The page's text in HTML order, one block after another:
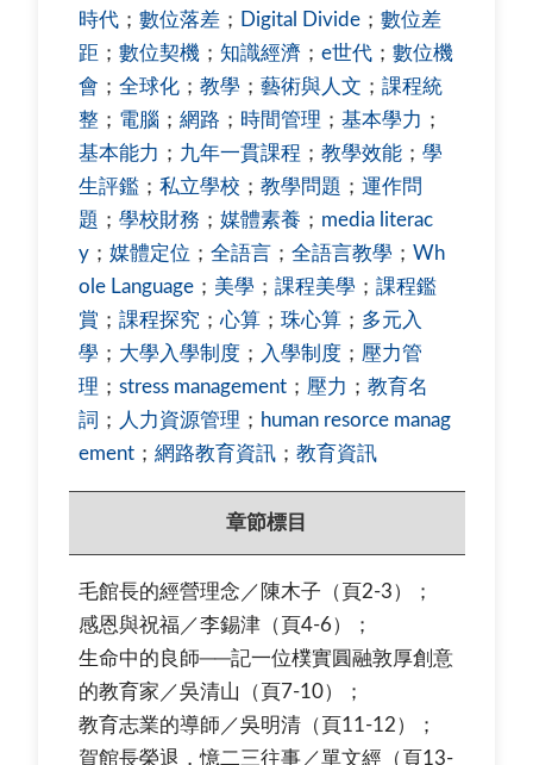
時代 ； 數位落差 ； Digital Divide ； 數位差
距 ； 數位契機 ； 知識經濟 ； e世代 ； 數位機
會 ； 全球化 ； 教學 ； 藝術與人文 ； 課程統
整 ； 電腦 ； 網路 ； 時間管理 ； 基本學力 ；
基本能力 ； 九年一貫課程 ； 教學效能 ； 學
生評鑑 ； 私立學校 ； 教學問題 ； 運作問
題 ； 學校財務 ； 媒體素養 ； media literac
y ； 媒體定位 ； 全語言 ； 全語言教學 ； Wh
ole Language ； 美學 ； 課程美學 ； 課程鑑
賞 ； 課程探究 ；心算 ； 珠心算 ； 多元入
學 ； 大學入學制度 ； 入學制度 ； 壓力管
理 ； stress management ； 壓力 ； 教育名
詞 ； 人力資源管理 ； human resorce manag
ement ； 網路教育資訊 ； 教育資訊
章節標目
毛館長的經營理念／陳木子（頁2-3）；
感恩與祝福／李錫津（頁4-6）；
生命中的良師──記一位樸實圓融敦厚創意
的教育家／吳清山（頁7-10）；
教育志業的導師／吳明清（頁11-12）；
賀館長榮退，憶二三往事／單文經（頁13-